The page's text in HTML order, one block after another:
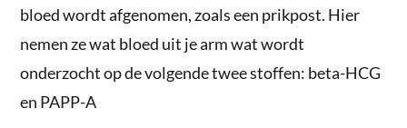
bloed wordt afgenomen, zoals een prikpost. Hier
nemen ze wat bloed uit je arm wat wordt
onderzocht op de volgende twee stoffen: beta-HCG
en PAPP-A